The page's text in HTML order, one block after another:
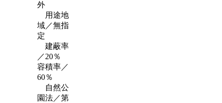
外
用途地
域／無指
定
建蔽率
／20％
容積率／
60％
自然公
園法／第